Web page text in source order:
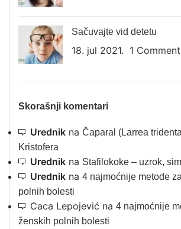
Sačuvajte vid detetu
18. jul 2021. 1 Comment
Skorašnji komentari
Urednik na Čaparal (Larrea
Kristofera
Urednik na Stafilokoke – uzrok,
Urednik na 4 najmoćnije metode
polnih bolesti
Caca Lepojević na 4 najmoćnije
ženskih polnih bolesti